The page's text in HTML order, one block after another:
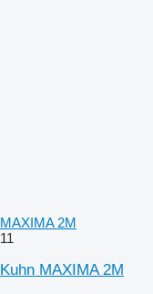
MAXIMA 2M
11
Kuhn MAXIMA 2M